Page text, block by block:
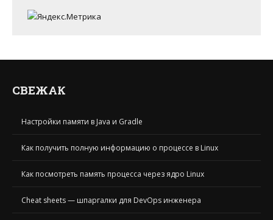
СВЕЖАК
Настройки памяти в Java и Gradle
Как получить полную информацию о процессе в Linux
Как посмотреть память процесса через ядро Linux
Cheat sheets — шпаргалки для DevOps инженера